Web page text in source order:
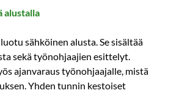
alustalla
sähköinen alusta. Se sisältää
sekä työnohjaajien esittelyt.
ajanvaraus työnohjaajalle, mistä
Yhden tunnin kestoiset